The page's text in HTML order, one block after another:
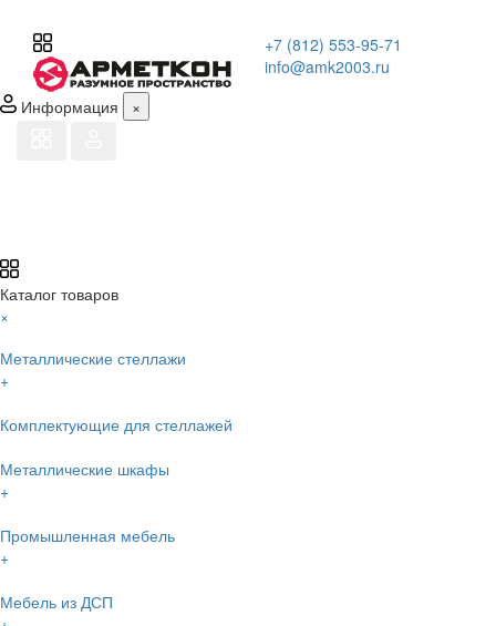
+7 (812) 553-95-71
info@amk2003.ru
Информация
×
Каталог товаров
×
Металлические стеллажи
+
Комплектующие для стеллажей
Металлические шкафы
+
Промышленная мебель
+
Мебель из ДСП